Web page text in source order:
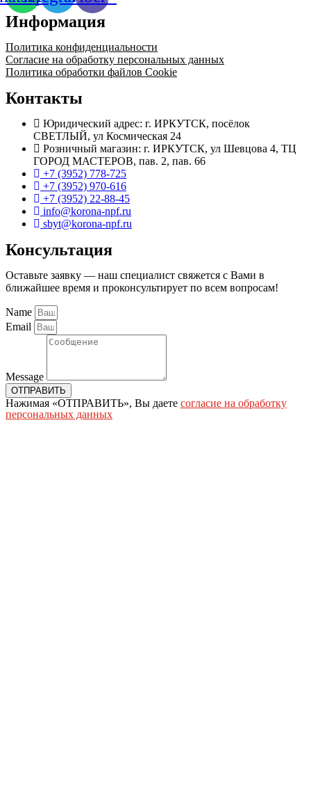
Информация
Политика конфиденциальности
Согласие на обработку персональных данных
Политика обработки файлов Cookie
Контакты
Юридический адрес: г. ИРКУТСК, посёлок
СВЕТЛЫЙ, ул Космическая 24
Розничный магазин: г. ИРКУТСК, ул Шевцова 4, ТЦ
ГОРОД МАСТЕРОВ, пав. 2, пав. 66
+7 (3952) 778-725
+7 (3952) 970-616
+7 (3952) 22-88-45
info@korona-npf.ru
sbyt@korona-npf.ru
Консультация
Оставьте заявку — наш специалист свяжется с Вами в
ближайшее время и проконсультирует по всем вопросам!
Name
Email
Message
ОТПРАВИТЬ
Нажимая «ОТПРАВИТЬ», Вы даете согласие на обработку
персональных данных